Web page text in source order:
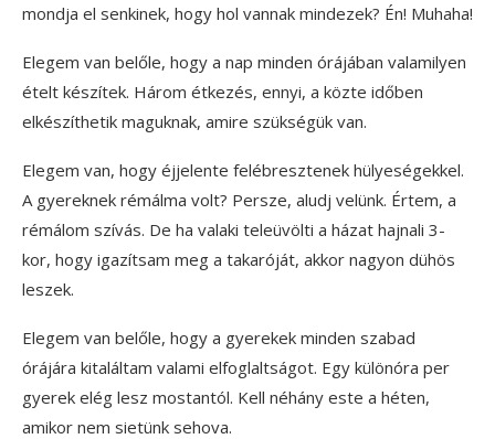
mondja el senkinek, hogy hol vannak mindezek? Én! Muhaha!
Elegem van belőle, hogy a nap minden órájában valamilyen
ételt készítek. Három étkezés, ennyi, a közte időben
elkészíthetik maguknak, amire szükségük van.
Elegem van, hogy éjjelente felébresztenek hülyeségekkel.
A gyereknek rémálma volt? Persze, aludj velünk. Értem, a
rémálom szívás. De ha valaki teleüvölti a házat hajnali 3-
kor, hogy igazítsam meg a takaróját, akkor nagyon dühös
leszek.
Elegem van belőle, hogy a gyerekek minden szabad
órájára kitaláltam valami elfoglaltságot. Egy különóra per
gyerek elég lesz mostantól. Kell néhány este a héten,
amikor nem sietünk sehova.